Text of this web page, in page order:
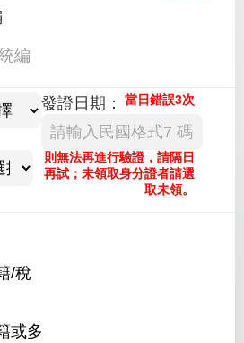
發證日期： 當日錯誤3次
則無法再進行驗證，請隔日
再試；未領取身分證者請選
取未領。
/稅
或多